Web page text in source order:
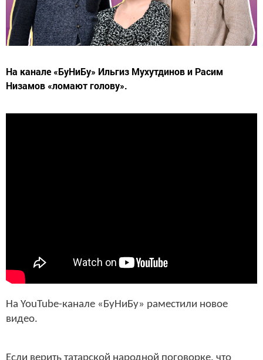
Низамов «ломают голову».